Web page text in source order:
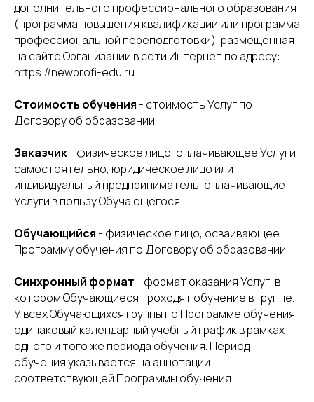
дополнительного профессионального образования
(программа повышения квалификации или программа
профессиональной переподготовки), размещённая
на сайте Организации в сети Интернет по адресу:
https://newprofi-edu.ru.
Стоимость обучения - стоимость Услуг по
Договору об образовании.
Заказчик- физическое лицо, оплачивающее Услуги
самостоятельно, юридическое лицо или
индивидуальный предприниматель, оплачивающие
Услуги в пользу Обучающегося.
Обучающийся - физическое лицо, осваивающее
Программу обучения по Договору об образовании.
Синхронный формат - формат оказания Услуг, в
котором Обучающиеся проходят обучение в группе.
У всех Обучающихся группы по Программе обучения
одинаковый календарный учебный график в рамках
одного и того же периода обучения. Период
обучения указывается на аннотации
соответствующей Программы обучения.